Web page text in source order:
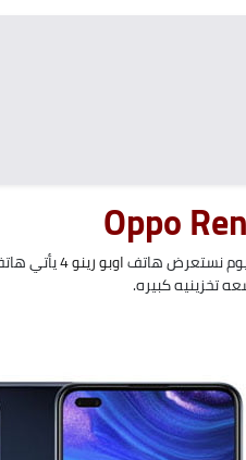
نستعرض هاتفاوبو رينو 4 يأتي
تخزينيه كبيره.